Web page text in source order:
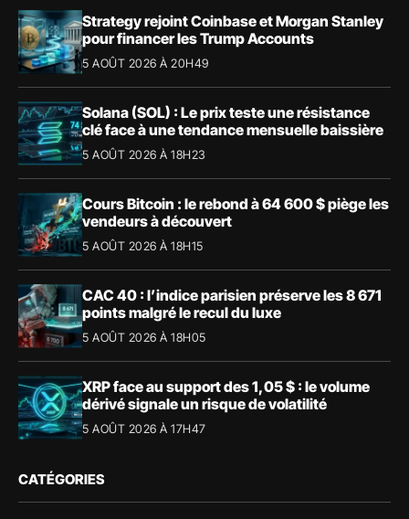
Strategy rejoint Coinbase et Morgan Stanley
pour financer les Trump Accounts
5 AOÛT 2026 À 20H49
Solana (SOL) : Le prix teste une résistance
clé face à une tendance mensuelle baissière
5 AOÛT 2026 À 18H23
Cours Bitcoin : le rebond à 64 600 $ piège les
vendeurs à découvert
5 AOÛT 2026 À 18H15
CAC 40 : l’indice parisien préserve les 8 671
points malgré le recul du luxe
5 AOÛT 2026 À 18H05
XRP face au support des 1,05 $ : le volume
dérivé signale un risque de volatilité
5 AOÛT 2026 À 17H47
CATÉGORIES